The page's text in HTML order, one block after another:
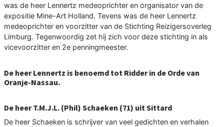
was de heer Lennertz medeoprichter en organisator van de
expositie Mine-Art Holland. Tevens was de heer Lennertz
medeoprichter en voorzitter van de Stichting Reizigersoverleg
Limburg. Tegenwoordig zet hij zich voor deze stichting in als
vicevoorzitter en 2e penningmeester.
De heer Lennertz is benoemd tot Ridder in de Orde van
Oranje-Nassau.
De heer T.M.J.L. (Phil) Schaeken (71) uit Sittard
De heer Schaeken is schrijver van veel gedichten en verhalen